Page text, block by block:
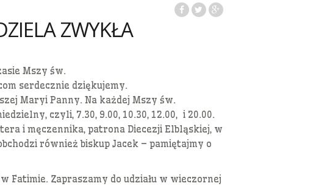
ZWYKŁA
Mszy św.
serdecznie dziękujemy.
Maryi Panny. Na każdej Mszy św.
czyli, 7.30, 9.00, 10.30, 12.00, i 20.00.
i męczennika, patrona Diecezji Elbląskiej, w
również biskup Jacek – pamiętajmy o
Fatimie. Zapraszamy do udziału w wieczornej